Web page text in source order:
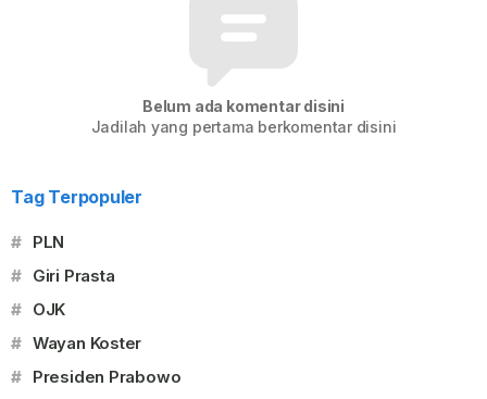
Belum ada komentar disini
Jadilah yang pertama berkomentar disini
Tag Terpopuler
# PLN
# Giri Prasta
# OJK
# Wayan Koster
# Presiden Prabowo